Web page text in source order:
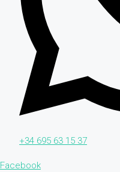
+34 695 63 15 37
Facebook